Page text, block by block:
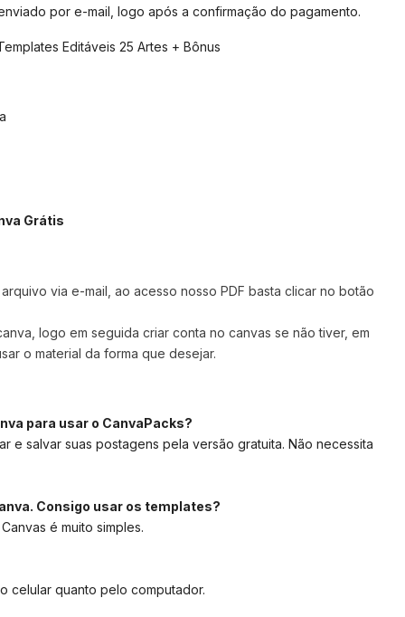
por e-mail, logo após a confirmação do pagamento.
Editáveis 25 Artes + Bônus
Grátis
via e-mail, ao acesso nosso PDF basta clicar no botão
logo em seguida criar conta no canvas se não tiver, em
o material da forma que desejar.
para usar o CanvaPacks?
e salvar suas postagens pela versão gratuita. Não necessita
Consigo usar os templates?
é muito simples.
celular quanto pelo computador.